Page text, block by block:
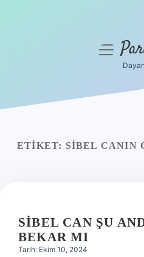
Yasal Uyarı
menüyü
ETIKET: SIBEL CANIN
SIBEL CAN ŞU
BEKAR MI
Tarih: Ekim 10, 2024